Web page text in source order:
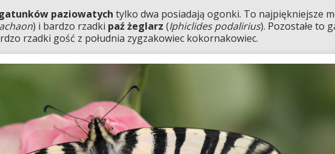
paziowatych tylko dwa posiadają ogonki. To najpiękniejsze
) i bardzo rzadki paź żeglarz (Iphiclides podalirius). Pozostałe to
rzadki gość z południa zygzakowiec kokornakowiec.